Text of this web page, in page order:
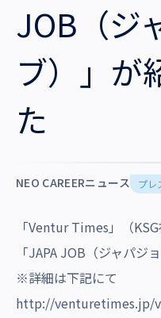
拠点一覧
グループ会社
採用情報
JOB（ジ
ブ）」が
た
NEO CAREERニュース プレ
「Ventur Times」（
「JAPA JOB（ジャパジ
※詳細は下記にて
http://venturetimes.jp/